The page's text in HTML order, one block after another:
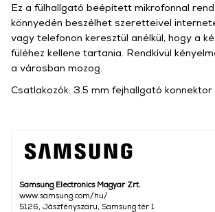
Samsung Electronics Magyar Zrt.
www.samsung.com/hu/
5126, Jászfényszaru, Samsung tér 1
Ez a fülhallgató beépített mikrofonnal
könnyedén beszélhet szeretteivel
vagy telefonon keresztül anélkül, hogy a
füléhez kellene tartania. Rendkívül
a városban mozog.
Csatlakozók: 3.5 mm fejhallgató konnektor